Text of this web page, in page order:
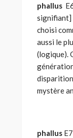
phallus
signifiant]
choisi
aussi le
(logique).
mystère
phallus